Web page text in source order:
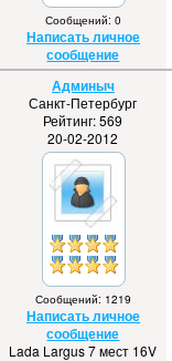
Сообщений: 0
Написать личное
сообщение
Админыч
Санкт-Петербург
Рейтинг: 569
20-02-2012
Сообщений: 1219
Написать личное
сообщение
Lada Largus 7 мест 16V